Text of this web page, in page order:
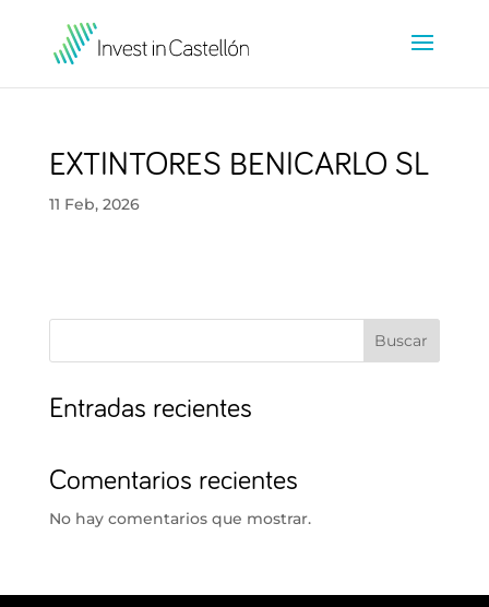
EXTINTORES BENICARLO SL
11 Feb, 2026
Buscar
Entradas recientes
Comentarios recientes
No hay comentarios que mostrar.